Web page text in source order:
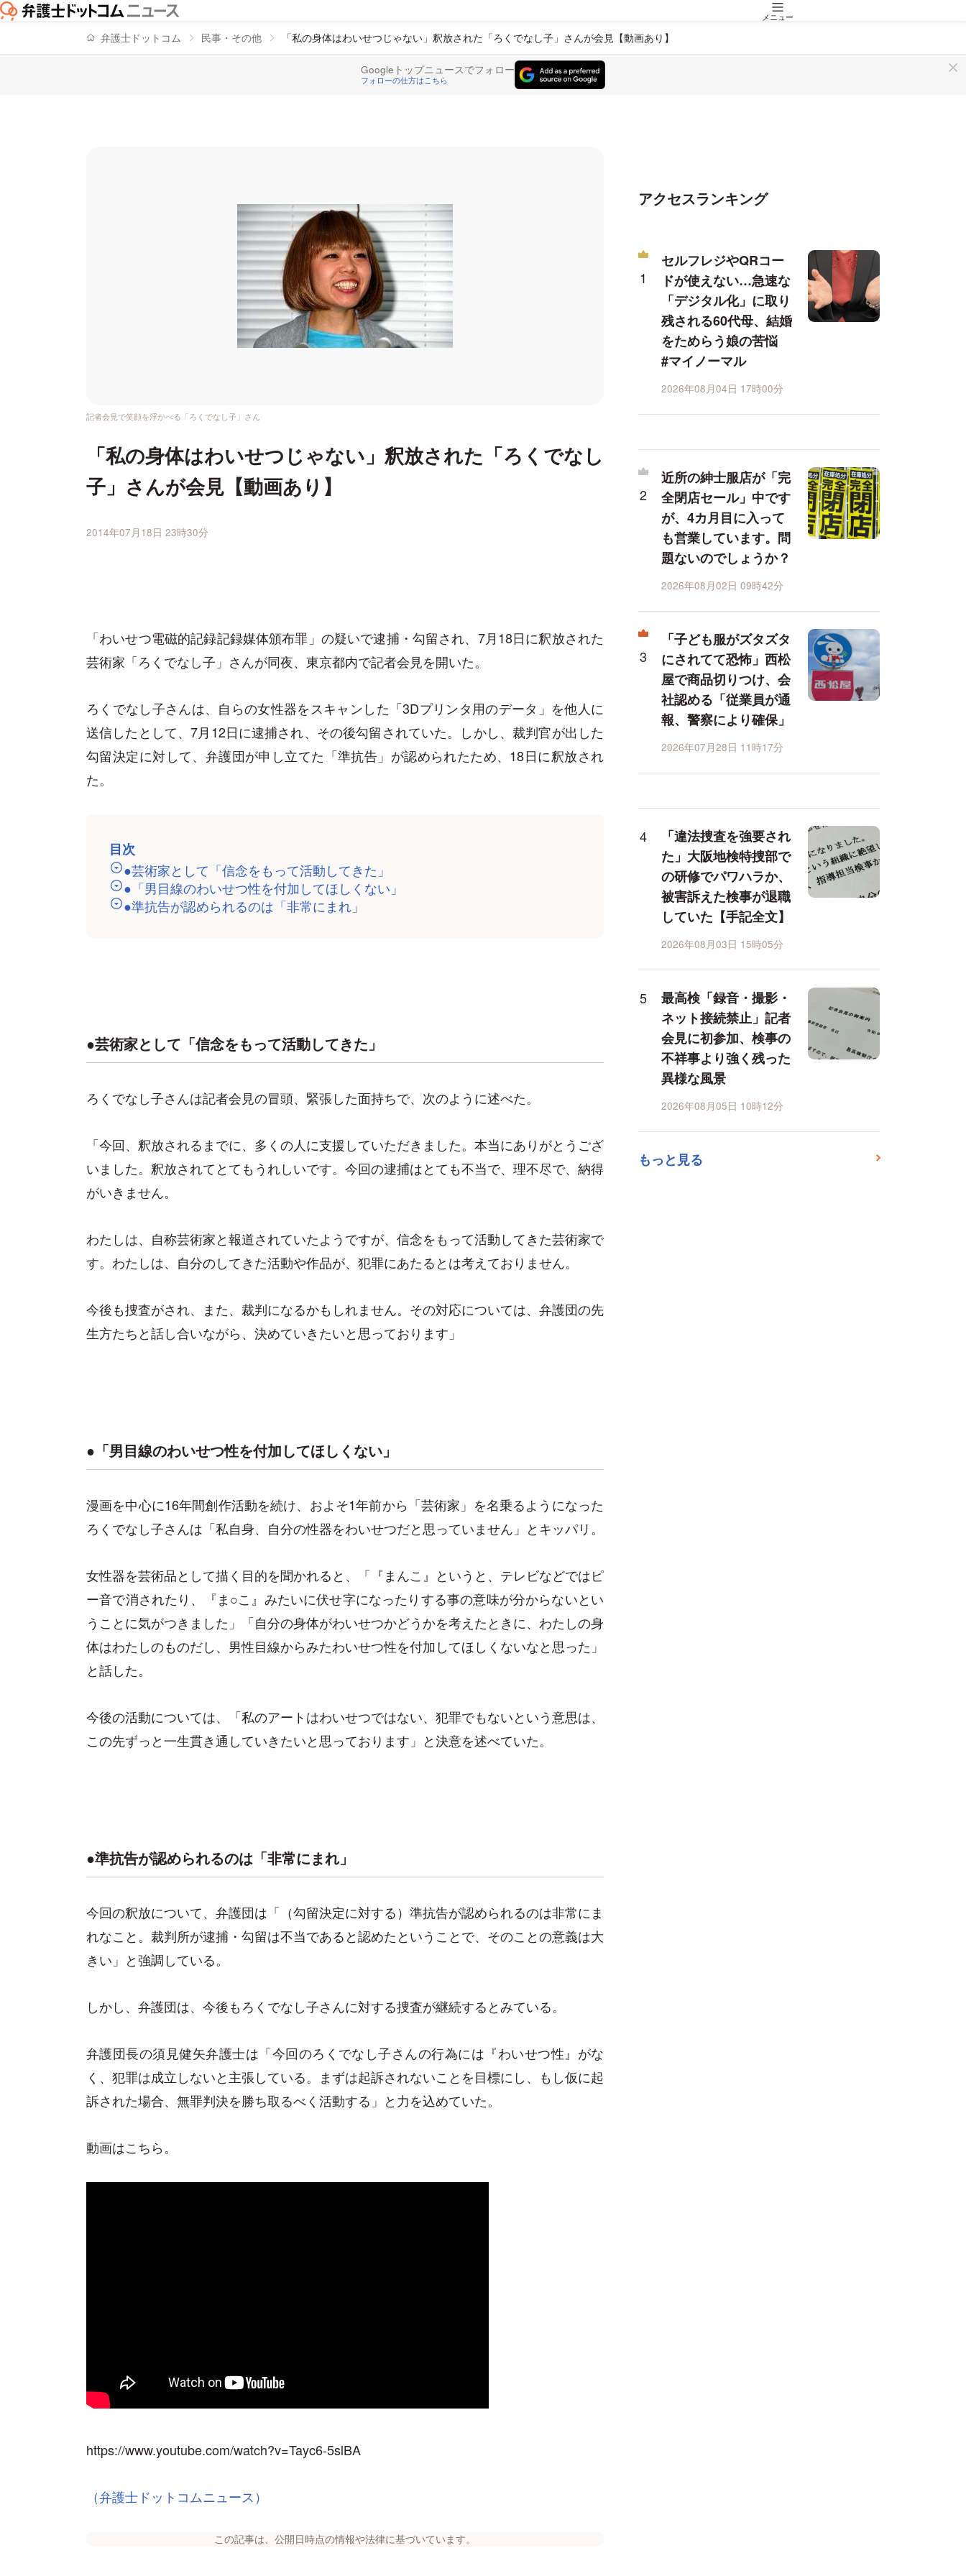
メニュー
弁護士ドットコム 民事・その他 「私の身体はわいせつじゃない」釈放された「ろくでなし子」さんが会見【動画あり】
Googleトップニュースでフォロー
フォローの仕方はこちら
記者会見で笑顔を浮かべる「ろくでなし子」さん
「私の身体はわいせつじゃない」釈放された「ろくでなし
子」さんが会見【動画あり】
2014年07月18日 23時30分
「わいせつ電磁的記録記録媒体頒布罪」の疑いで逮捕・勾留され、7月18日に釈放された
芸術家「ろくでなし子」さんが同夜、東京都内で記者会見を開いた。
ろくでなし子さんは、自らの女性器をスキャンした「3Dプリンタ用のデータ」を他人に
送信したとして、7月12日に逮捕され、その後勾留されていた。しかし、裁判官が出した
勾留決定に対して、弁護団が申し立てた「準抗告」が認められたため、18日に釈放され
た。
目次
●芸術家として「信念をもって活動してきた」
●「男目線のわいせつ性を付加してほしくない」
●準抗告が認められるのは「非常にまれ」
●芸術家として「信念をもって活動してきた」
ろくでなし子さんは記者会見の冒頭、緊張した面持ちで、次のように述べた。
「今回、釈放されるまでに、多くの人に支援していただきました。本当にありがとうござ
いました。釈放されてとてもうれしいです。今回の逮捕はとても不当で、理不尽で、納得
がいきません。
わたしは、自称芸術家と報道されていたようですが、信念をもって活動してきた芸術家で
す。わたしは、自分のしてきた活動や作品が、犯罪にあたるとは考えておりません。
今後も捜査がされ、また、裁判になるかもしれません。その対応については、弁護団の先
生方たちと話し合いながら、決めていきたいと思っております」
●「男目線のわいせつ性を付加してほしくない」
漫画を中心に16年間創作活動を続け、およそ1年前から「芸術家」を名乗るようになった
ろくでなし子さんは「私自身、自分の性器をわいせつだと思っていません」とキッパリ。
女性器を芸術品として描く目的を聞かれると、「『まんこ』というと、テレビなどではピ
ー音で消されたり、『ま○こ』みたいに伏せ字になったりする事の意味が分からないとい
うことに気がつきました」「自分の身体がわいせつかどうかを考えたときに、わたしの身
体はわたしのものだし、男性目線からみたわいせつ性を付加してほしくないなと思った」
と話した。
今後の活動については、「私のアートはわいせつではない、犯罪でもないという意思は、
この先ずっと一生貫き通していきたいと思っております」と決意を述べていた。
●準抗告が認められるのは「非常にまれ」
今回の釈放について、弁護団は「（勾留決定に対する）準抗告が認められるのは非常にま
れなこと。裁判所が逮捕・勾留は不当であると認めたということで、そのことの意義は大
きい」と強調している。
しかし、弁護団は、今後もろくでなし子さんに対する捜査が継続するとみている。
弁護団長の須見健矢弁護士は「今回のろくでなし子さんの行為には『わいせつ性』がな
く、犯罪は成立しないと主張している。まずは起訴されないことを目標にし、もし仮に起
訴された場合、無罪判決を勝ち取るべく活動する」と力を込めていた。
動画はこちら。
https://www.youtube.com/watch?v=Tayc6-5slBA
（弁護士ドットコムニュース）
この記事は、公開日時点の情報や法律に基づいています。
アクセスランキング
セルフレジやQRコー
ドが使えない…急速な
「デジタル化」に取り
残される60代母、結婚
をためらう娘の苦悩
#マイノーマル
2026年08月04日 17時00分
近所の紳士服店が「完
全閉店セール」中です
が、4カ月目に入って
も営業しています。問
題ないのでしょうか？
2026年08月02日 09時42分
「子ども服がズタズタ
にされてて恐怖」西松
屋で商品切りつけ、会
社認める「従業員が通
報、警察により確保」
2026年07月28日 11時17分
「違法捜査を強要され
た」大阪地検特捜部で
の研修でパワハラか、
被害訴えた検事が退職
していた【手記全文】
2026年08月03日 15時05分
最高検「録音・撮影・
ネット接続禁止」記者
会見に初参加、検事の
不祥事より強く残った
異様な風景
2026年08月05日 10時12分
もっと見る